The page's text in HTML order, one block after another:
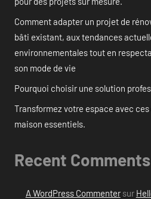
Comment adapter un projet de
bâti existant, aux tendances
environnementales tout en
son mode de vie
Pourquoi choisir une solution
Transformez votre espace avec
maison essentiels.
Recent Comments
A WordPress Commentersur